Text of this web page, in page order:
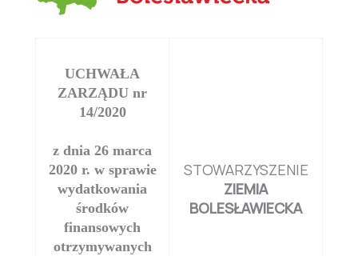
UCHWAŁA
ZARZĄDU nr
14/2020
z dnia 26 marca
2020 r. w sprawie
wydatkowania
środków
finansowych
otrzymywanych
STOWARZYSZENIE
ZIEMIA
BOLESŁAWIECKA